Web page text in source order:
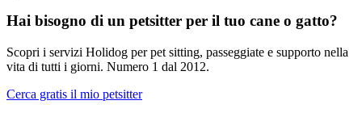
Hai bisogno di un petsitter per il tuo cane o gatto?
Scopri i servizi Holidog per pet sitting, passeggiate e supporto nella
vita di tutti i giorni. Numero 1 dal 2012.
Cerca gratis il mio petsitter